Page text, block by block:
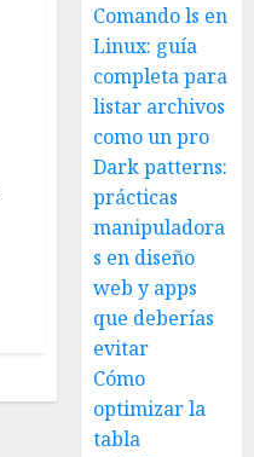
Comando ls en
Linux: guía
completa para
listar archivos
como un pro
Dark patterns:
prácticas
manipuladora
s en diseño
web y apps
que deberías
evitar
Cómo
optimizar la
tabla